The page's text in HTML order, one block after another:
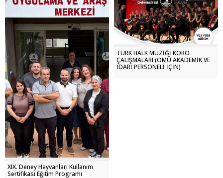
XIX. Deney Hayvanları Kullanım
Sertifikası Eğitim Programı
TÜRK HALK MÜZİĞİ KORO
ÇALIŞMALARI (OMÜ AKADEMİK VE
İDARİ PERSONELİ İÇİN)